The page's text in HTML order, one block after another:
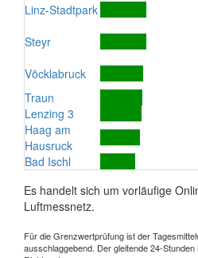
Linz-Stadtpark
Steyr
Vöcklabruck
Traun
Lenzing 3
Haag am
Hausruck
Bad Ischl
Es handelt sich um vorläufige
Luftmessnetz.
Für die Grenzwertprüfung ist der
ausschlaggebend. Der gleitende 24-